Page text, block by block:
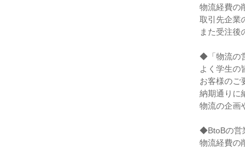
物流経費の
取引先企業
また受注後
◆「物流の
よく学生の
お客様のご
納期通りに
物流の企画
◆BtoBの営
物流経費の